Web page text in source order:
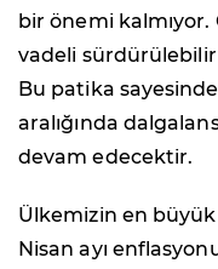
bir önemi
vadeli sürdürülebilir
Bu patika
aralığında
devam edecektir.
Ülkemizin en
Nisan ayı